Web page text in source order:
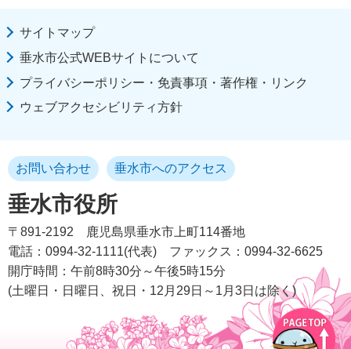
サイトマップ
垂水市公式WEBサイトについて
プライバシーポリシー・免責事項・著作権・リンク
ウェブアクセシビリティ方針
垂水市役所
お問い合わせ 垂水市へのアクセス
〒891-2192
鹿児島県垂水市上町114番地
電話：0994-32-1111(代表)
ファックス：0994-32-6625
開庁時間：午前8時30分～午後5時15分
(土曜日・日曜日、祝日・12月29日～1月3日は除く)